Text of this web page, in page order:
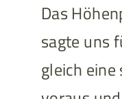
Das
sagte uns
gleich